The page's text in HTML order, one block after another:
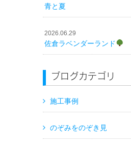
青と夏
2026.06.29
佐倉ラベンダーランド
ブログカテゴリ
施工事例
のぞみをのぞき見